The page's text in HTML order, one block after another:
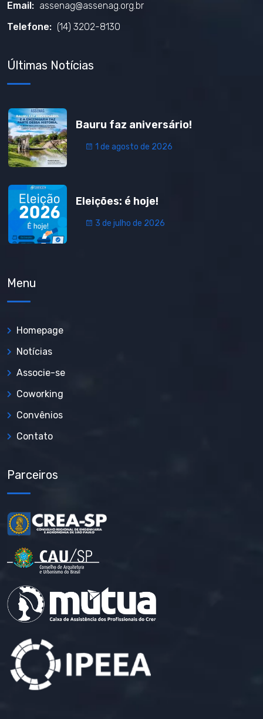
Email: assenag@assenag.org.br
Telefone: (14) 3202-8130
Últimas Notícias
Bauru faz aniversário!
1 de agosto de 2026
Eleições: é hoje!
3 de julho de 2026
Menu
Homepage
Notícias
Associe-se
Coworking
Convênios
Contato
Parceiros